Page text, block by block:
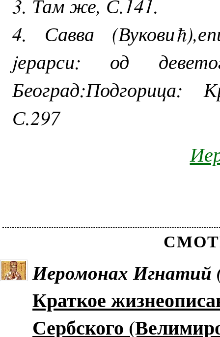
4. Савва
jерарси: од
Београд:Подгорица:
С.297
Иеромонах
Краткое
Сербского